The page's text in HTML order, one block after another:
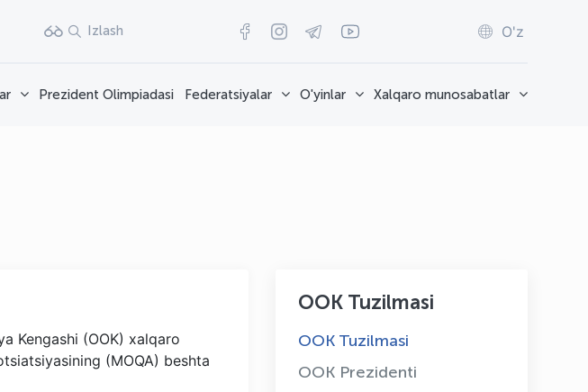
Izlash O'z
Prezident Olimpiadasi Federatsiyalar O'yinlar Xalqaro munosabatlar
Kengashi (OOK) xalqaro
(MOQA) beshta
OOK Tuzilmasi
OOK Tuzilmasi
OOK Prezidenti